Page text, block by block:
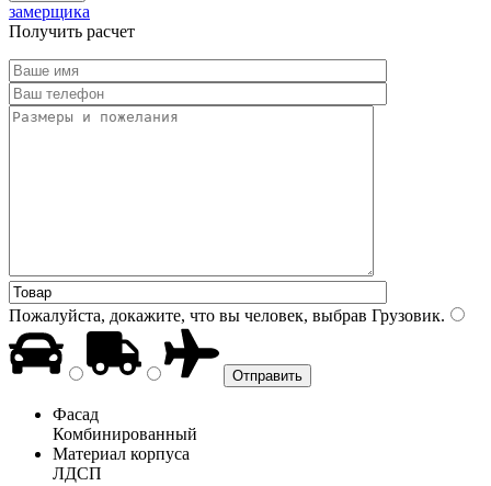
замерщика
Получить расчет
Пожалуйста, докажите, что вы человек, выбрав Грузовик.
Фасад
Комбинированный
Материал корпуса
ЛДСП